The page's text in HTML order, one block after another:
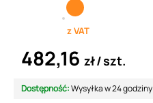
z VAT
482,16 zł szt.
Dostępność:Wysyłka w 24 godziny